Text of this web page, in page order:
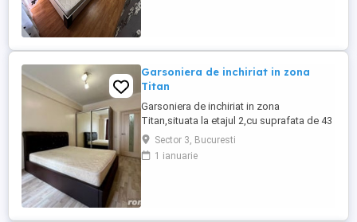
Garsoniera de inchiriat in zona
Titan
Garsoniera de inchiriat in zona
Titan,situata la etajul 2,cu suprafata de 43
mp,locuinta aerisita si bine
compartimentata,cu acces facil la zone
verzi si relaxare. Aveti metrou Titan la 4-5
Sector 3, Bucuresti
1 ianuarie